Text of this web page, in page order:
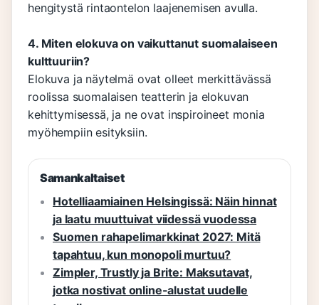
hengitystä rintaontelon laajenemisen avulla.
4. Miten elokuva on vaikuttanut suomalaiseen
kulttuuriin?
Elokuva ja näytelmä ovat olleet merkittävässä
roolissa suomalaisen teatterin ja elokuvan
kehittymisessä, ja ne ovat inspiroineet monia
myöhempiin esityksiin.
Samankaltaiset
Hotelliaamiainen Helsingissä: Näin hinnat
ja laatu muuttuivat viidessä vuodessa
Suomen rahapelimarkkinat 2027: Mitä
tapahtuu, kun monopoli murtuu?
Zimpler, Trustly ja Brite: Maksutavat,
jotka nostivat online-alustat uudelle